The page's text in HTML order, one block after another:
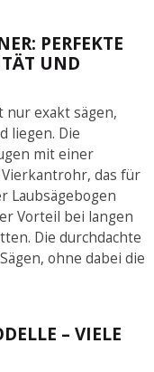
PERFEKTE
UND
nur exakt sägen,
liegen. Die
mit einer
das für
Laubsägebogen
Vorteil bei langen
Die durchdachte
ohne dabei die
– VIELE